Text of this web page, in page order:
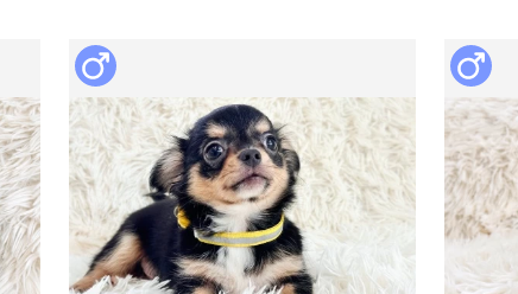
ブリーダーからの紹介文
ゴールドのような綺麗な毛色の子です♪
普段は穏やか♪
遊び好きで甘えん坊で明るい性格のかわいらしい子です♡
なんとも言えないこの可愛らしさ　ぜひご見学にて♡
お遠方の方はまずはオンライン見学もできますので